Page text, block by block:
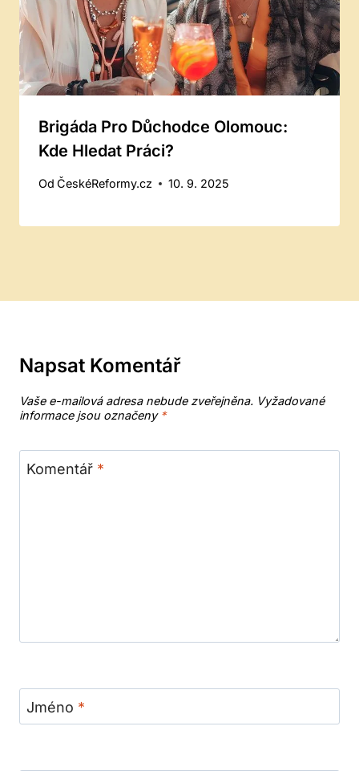
Brigáda Pro Důchodce Olomouc:
Kde Hledat Práci?
Od ČeskéReformy.cz 10. 9. 2025
Napsat Komentář
Vaše e-mailová adresa nebude zveřejněna. Vyžadované
informace jsou označeny *
Komentář *
Jméno *